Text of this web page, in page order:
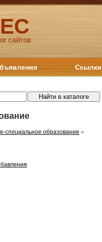
сайтов
Ссылки
специальное образование